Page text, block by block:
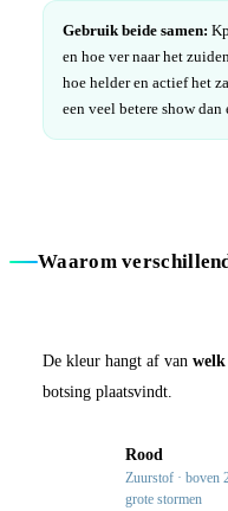
Gebruik beide samen:
en hoe ver naar het
hoe helder en actief het
een veel betere show
Waarom
De kleur hangt af van welk
botsing plaatsvindt.
Rood
Zuurstof · boven
grote stormen